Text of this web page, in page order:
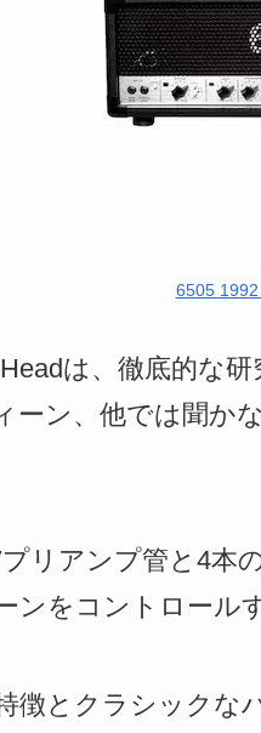
6505
は、徹底的な
ーン、他では聞か
リアンプ管と4本
ンをコントロール
徴とクラシックな